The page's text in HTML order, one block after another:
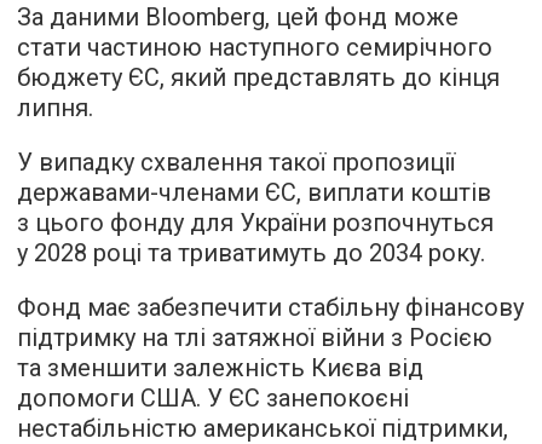
За даними Bloomberg, цей фонд може
стати частиною наступного семирічного
бюджету ЄС, який представлять до кінця
липня.
У випадку схвалення такої пропозиції
державами-членами ЄС, виплати коштів
з цього фонду для України розпочнуться
у 2028 році та триватимуть до 2034 року.
Фонд має забезпечити стабільну фінансову
підтримку на тлі затяжної війни з Росією
та зменшити залежність Києва від
допомоги США. У ЄС занепокоєні
нестабільністю американської підтримки,